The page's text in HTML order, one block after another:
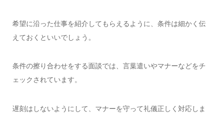
希望に沿った仕事を紹介してもらえるように、条件は細かく伝
えておくといいでしょう。
条件の擦り合わせをする面談では、言葉遣いやマナーなどをチ
ェックされています。
遅刻はしないようにして、マナーを守って礼儀正しく対応しま